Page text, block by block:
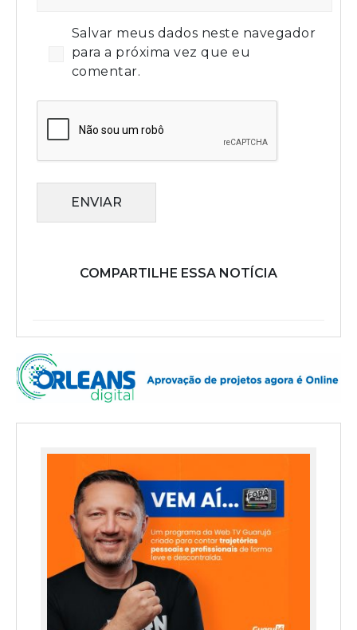
Salvar meus dados neste navegador
para a próxima vez que eu
comentar.
ENVIAR
COMPARTILHE ESSA NOTÍCIA